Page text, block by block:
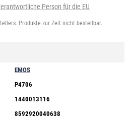
Person für die EU
Produkte zur Zeit nicht bestellbar.
EMOS
P4706
1440013116
8592920040638